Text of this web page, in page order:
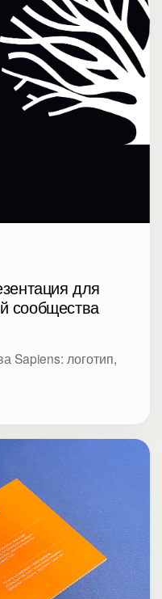
для
сообщества
Sapiens: логотип,